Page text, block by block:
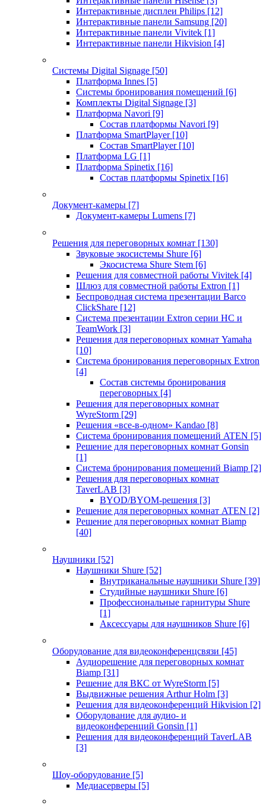
Интерактивные дисплеи Philips [12]
Интерактивные панели Samsung [20]
Интерактивные панели Vivitek [1]
Интерактивные панели Hikvision [4]
Системы Digital Signage [50]
Платформа Innes [5]
Системы бронирования помещений [6]
Комплекты Digital Signage [3]
Платформа Navori [9]
Состав платформы Navori [9]
Платформа SmartPlayer [10]
Состав SmartPlayer [10]
Платформа LG [1]
Платформа Spinetix [16]
Состав платформы Spinetix [16]
Документ-камеры [7]
Документ-камеры Lumens [7]
Решения для переговорных комнат [130]
Звуковые экосистемы Shure [6]
Экосистема Shure Stem [6]
Решения для совместной работы Vivitek [4]
Шлюз для совместной работы Extron [1]
Беспроводная система презентации Barco
ClickShare [12]
Система презентации Extron серии HC и
TeamWork [3]
Решения для переговорных комнат Yamaha
[10]
Система бронирования переговорных Extron
[4]
Состав системы бронирования
переговорных [4]
Решения для переговорных комнат
WyreStorm [29]
Решения «все-в-одном» Kandao [8]
Система бронирования помещений ATEN [5]
Решение для переговорных комнат Gonsin
[1]
Система бронирования помещений Biamp [2]
Решения для переговорных комнат
TaverLAB [3]
BYOD/BYOM-решения [3]
Решение для переговорных комнат ATEN [2]
Решение для переговорных комнат Biamp
[40]
Наушники [52]
Наушники Shure [52]
Внутриканальные наушники Shure [39]
Студийные наушники Shure [6]
Профессиональные гарнитуры Shure
[1]
Аксессуары для наушников Shure [6]
Оборудование для видеоконференцсвязи [45]
Аудиорешение для переговорных комнат
Biamp [31]
Решение для ВКС от WyreStorm [5]
Выдвижные решения Arthur Holm [3]
Решения для видеоконференций Hikvision [2]
Оборудование для аудио- и
видеоконференций Gonsin [1]
Решения для видеоконференций TaverLAB
[3]
Шоу-оборудование [5]
Медиасерверы [5]